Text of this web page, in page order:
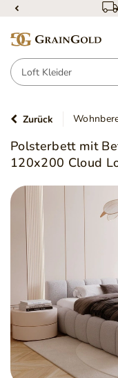
Zurück
Polsterbett mit
120x200 Cloud